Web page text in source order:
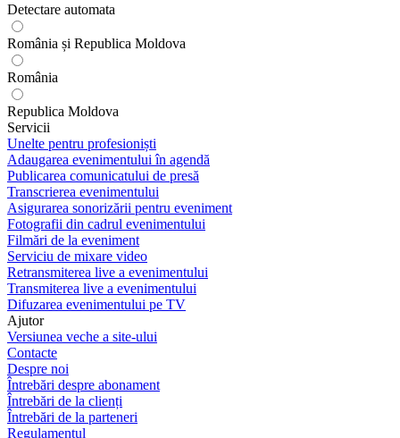
Detectare automata
România și Republica Moldova
România
Republica Moldova
Servicii
Unelte pentru profesioniști
Adaugarea evenimentului în agendă
Publicarea comunicatului de presă
Transcrierea evenimentului
Asigurarea sonorizării pentru eveniment
Fotografii din cadrul evenimentului
Filmări de la eveniment
Serviciu de mixare video
Retransmiterea live a evenimentului
Transmiterea live a evenimentului
Difuzarea evenimentului pe TV
Ajutor
Versiunea veche a site-ului
Contacte
Despre noi
Întrebări despre abonament
Întrebări de la clienți
Întrebări de la parteneri
Regulamentul